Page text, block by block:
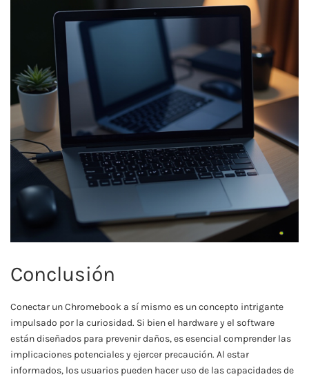
Conclusión
Conectar un Chromebook a sí mismo es un concepto intrigante
impulsado por la curiosidad. Si bien el hardware y el software
están diseñados para prevenir daños, es esencial comprender las
implicaciones potenciales y ejercer precaución. Al estar
informados, los usuarios pueden hacer uso de las capacidades de